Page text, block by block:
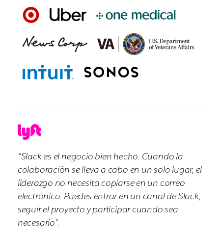
“Slack es el negocio bien hecho. Cuando la
colaboración se lleva a cabo en un solo lugar, el
liderazgo no necesita copiarse en un correo
electrónico. Puedes entrar en un canal de Slack,
seguir el proyecto y participar cuando sea
necesario".